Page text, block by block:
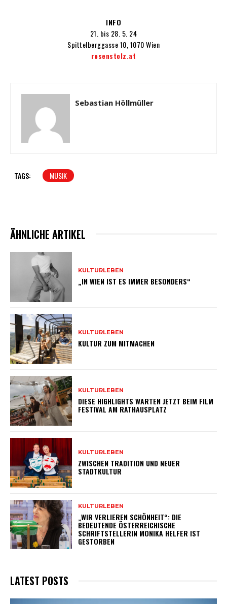
INFO
21. bis 28. 5. 24
Spittelberggasse 10, 1070 Wien
rosenstolz.at
Sebastian Höllmüller
TAGS: MUSIK
ÄHNLICHE ARTIKEL
KULTURLEBEN
„IN WIEN IST ES IMMER BESONDERS“
KULTURLEBEN
KULTUR ZUM MITMACHEN
KULTURLEBEN
DIESE HIGHLIGHTS WARTEN JETZT BEIM FILM
FESTIVAL AM RATHAUSPLATZ
KULTURLEBEN
ZWISCHEN TRADITION UND NEUER
STADTKULTUR
KULTURLEBEN
„WIR VERLIEREN SCHÖNHEIT“: DIE
BEDEUTENDE ÖSTERREICHISCHE
SCHRIFTSTELLERIN MONIKA HELFER IST
GESTORBEN
LATEST POSTS